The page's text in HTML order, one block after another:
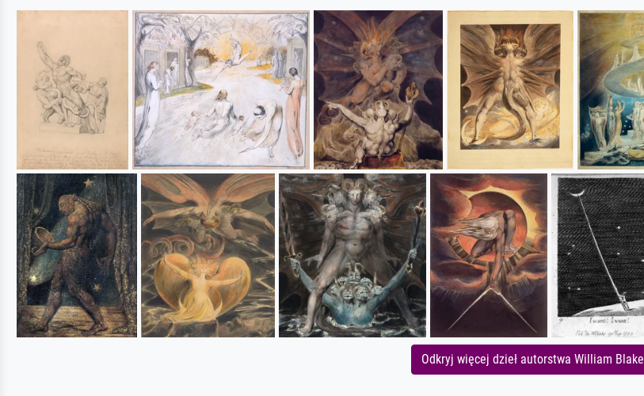
Odkryj więcej dzieł autorstwa William Blake